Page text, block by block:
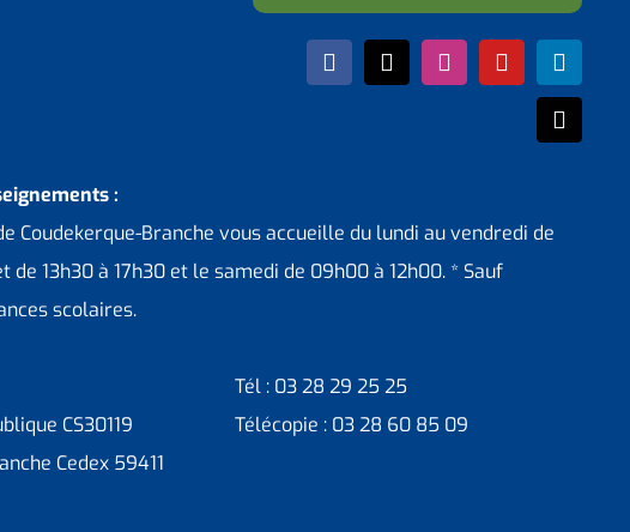
:
Coudekerque-Branche vous accueille du lundi au vendredi de
de 13h30 à 17h30 et le samedi de 09h00 à 12h00. * Sauf
scolaires.
CS30119
Cedex 59411
Tél : 03 28 29 25 25
Télécopie : 03 28 60 85 09